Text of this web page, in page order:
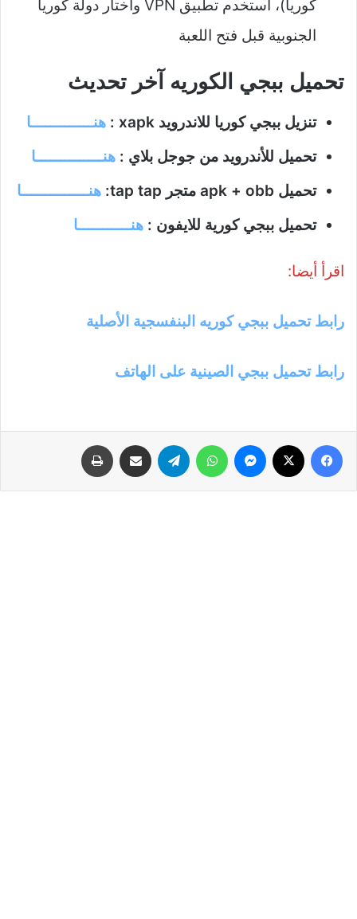
كوريا)، استخدم تطبيق VPN واختار دولة كوريا
الجنوبية قبل فتح اللعبة
تحميل ببجي الكوريه آخر تحديث
تنزيل ببجي كوريا للاندرويد xapk :
هنـــــــــــــا
تحميل للأندرويد من جوجل بلاي : هنــــــــــــــا
تحميل apk + obb متجر tap tap:
هنــــــــــــــا
تحميل ببجي كورية للايفون : هنـــــــــــا
اقرأ أيضا:
رابط تحميل ببجي كوريه البنفسجية الأصلية
رابط تحميل ببجي الصينية على الهاتف
فيسبوك ماسنجر واتساب تيلقرام مشاركة عبر البريد